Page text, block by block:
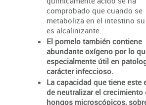
comprobado que cuando se
metaboliza en el intestino
es alcalinizante.
El pomelo también contiene
abundante oxígeno por lo
especialmente útil en
carácter infeccioso.
La capacidad que tiene este
de neutralizar el crecimiento
hongos microscópicos,